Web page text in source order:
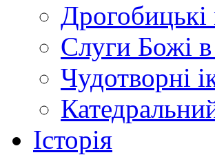
Слуги Божі
Чудотворні
Історія